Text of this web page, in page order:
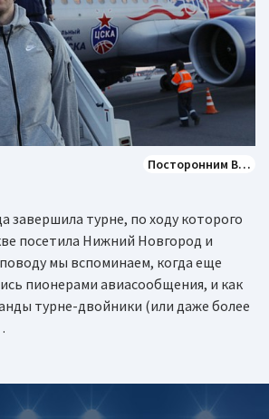
Посторонним В…
завершила турне, по ходу которого
посетила Нижний Новгород и
мы вспоминаем, когда еще
пионерами авиасообщения, и как
турне-двойники (или даже более